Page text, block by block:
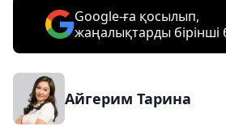
Google-ға қосылып,
жаңалықтарды
Айгерим Тарина